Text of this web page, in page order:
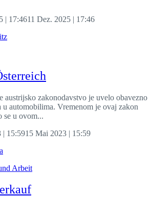
| 17:4611 Dez. 2025 | 17:46
austrijsko zakonodavstvo je uvelo obavezno
automobilima. Vremenom je ovaj zakon
se u ovom...
| 15:5915 Mai 2023 | 15:59
Arbeit